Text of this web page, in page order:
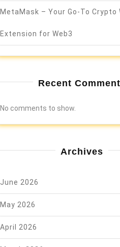
MetaMask – Your Go-To Crypto
Extension for Web3
Recent
No comments to show.
Archives
June 2026
May 2026
April 2026